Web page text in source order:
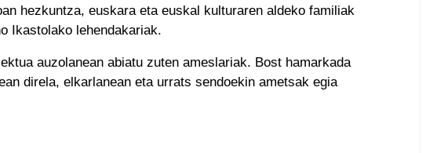
hezkuntza, euskara eta euskal kulturaren aldeko familiak
Ikastolako lehendakariak.
auzolanean abiatu zuten ameslariak. Bost hamarkada
direla, elkarlanean eta urrats sendoekin ametsak egia